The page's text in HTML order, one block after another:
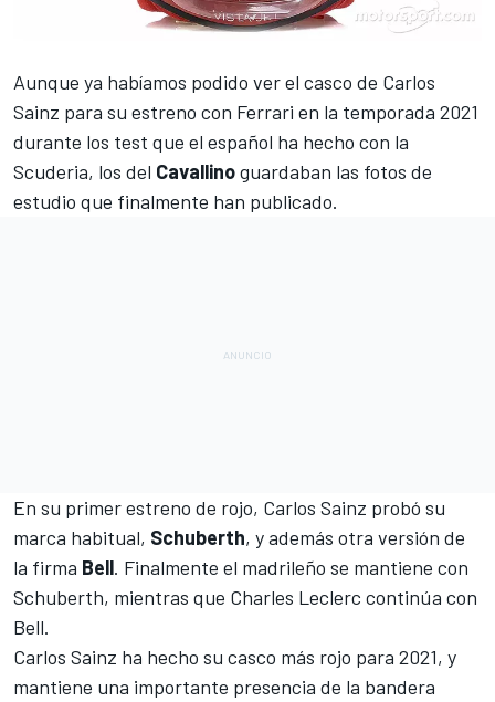
Aunque ya habíamos podido verel casco de Carlos
Sainz para su estreno con Ferrari en la temporada 2021
durante los test que el español ha hecho con la
Scuderia, los del Cavallinoguardaban las fotos de
estudio que finalmente han publicado.
En su primer estreno de rojo, Carlos Sainz probó su
marca habitual, Schuberth, y además otra versión de
la firma Bell. Finalmente el madrileño se mantiene con
Schuberth, mientras que Charles Leclerc continúa con
Bell.
Carlos Sainz ha hecho su casco más rojo para 2021, y
mantiene una importante presencia de la bandera